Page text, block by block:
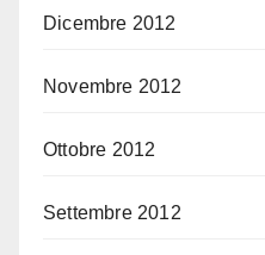
Dicembre 2012
Novembre 2012
Ottobre 2012
Settembre 2012